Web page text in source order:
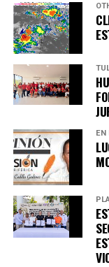
Únete al
Quinto
en tu
EN